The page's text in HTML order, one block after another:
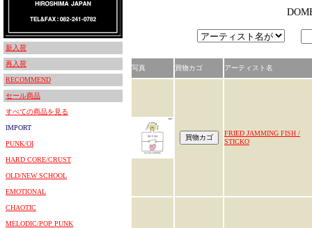
新入荷
再入荷
RECOMMEND
セール商品
すべての商品を見る
IMPORT
PUNK/OI
HARD CORE/CRUST
OLD/NEW SCHOOL
EMOTIONAL
CHAOTIC
MELODIC/POP PUNK
写真 買物カゴ アーティスト名
FRIED JAMMING FISH /
STICKO